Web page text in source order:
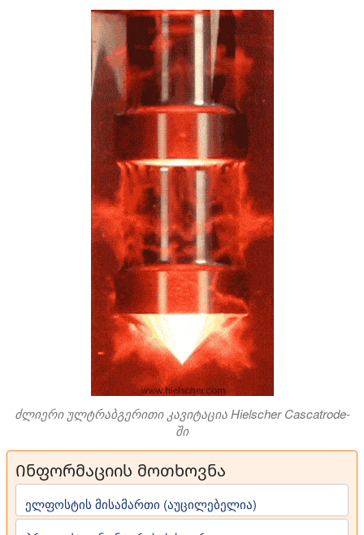
ძლიერი ულტრაბგერითი კავიტაცია Hielscher Cascatrode-
ში
Ინფორმაციის მოთხოვნა
ელფოსტის მისამართი (აუცილებელია)